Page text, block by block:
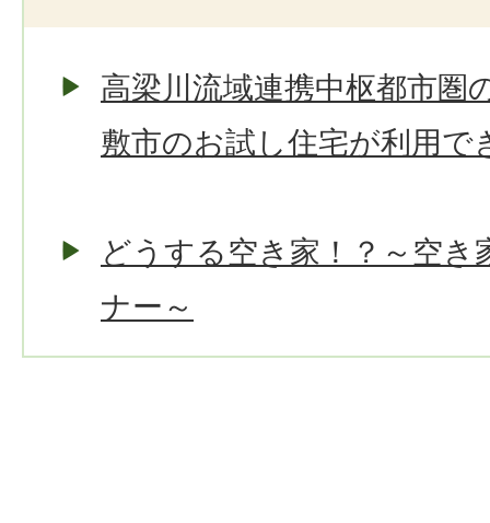
高梁川流域連携中枢都市圏
敷市のお試し住宅が利用で
どうする空き家！？～空
ナー～